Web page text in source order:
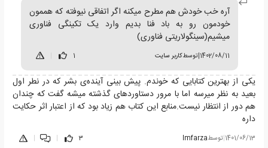
آره خب خودش هم مطرح میکنه اگر اتفاقی نیوفته که هممون
خودمون رو به باد فنا بدیم وارد یک تکینگی فناوری
میشیم(سینگولاریتی فناوری)
1402/08/11
|توسطکاربر سایت 1
یکی از بهترین کتابایی که خوندم. پیش بینی آینده‌ی بشر که در نطر اول
بعید به نظر میرسه اما با مرور دستاوردهای گذشته میشه گفت که چندان
هم دور از انتظار نیست.منابع این کتاب هم زیاد بود که از اعتبار اثر حکایت
داره
1401/06/13
|توسطImfarza
3
|
|